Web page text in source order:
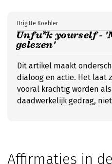
Unfu*k yourself -
gelezen'
Brigitte Koehler
Dit artikel maakt
dialoog en actie. Het laat
vooral krachtig worden
daadwerkelijk gedrag,
Affirmaties in